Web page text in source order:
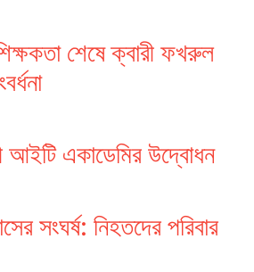
শেষে ক্বারী ফখরুল
আইটি একাডেমির উদ্বোধন
সংঘর্ষ: নিহতদের পরিবার